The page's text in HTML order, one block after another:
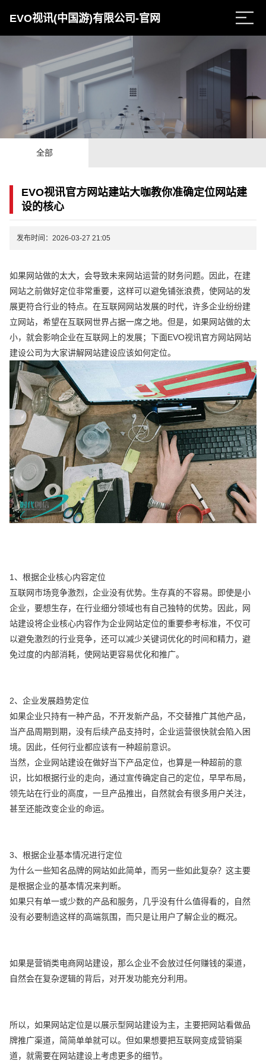
EVO视讯(中国游)有限公司-官网
全部
EVO视讯官方网站建站大咖教你准确定位网站建
设的核心
发布时间：2026-03-27 21:05
如果网站做的太大，会导致未来网站运营的财务问题。因此，在建
网站之前做好定位非常重要，这样可以避免铺张浪费，使网站的发
展更符合行业的特点。在互联网网站发展的时代，许多企业纷纷建
立网站，希望在互联网世界占据一席之地。但是，如果网站做的太
小，就会影响企业在互联网上的发展；下面EVO视讯官方网站网站
建设公司为大家讲解网站建设应该如何定位。
1、根据企业核心内容定位
互联网市场竞争激烈，企业没有优势。生存真的不容易。即使是小
企业，要想生存，在行业细分领域也有自己独特的优势。因此，网
站建设将企业核心内容作为企业网站定位的重要参考标准，不仅可
以避免激烈的行业竞争，还可以减少关键词优化的时间和精力，避
免过度的内部消耗，使网站更容易优化和推广。
2、企业发展趋势定位
如果企业只持有一种产品，不开发新产品，不交替推广其他产品，
当产品周期到期，没有后续产品支持时，企业运营很快就会陷入困
境。因此，任何行业都应该有一种超前意识。
当然，企业网站建设在做好当下产品定位，也算是一种超前的意
识，比如根据行业的走向，通过宣传确定自己的定位，早早布局，
领先站在行业的高度，一旦产品推出，自然就会有很多用户关注，
甚至还能改变企业的命运。
3、根据企业基本情况进行定位
为什么一些知名品牌的网站如此简单，而另一些如此复杂？这主要
是根据企业的基本情况来判断。
如果只有单一或少数的产品和服务，几乎没有什么值得看的，自然
没有必要制造这样的高端氛围，而只是让用户了解企业的概况。
如果是营销类电商网站建设，那么企业不会放过任何赚钱的渠道，
自然会在复杂逻辑的背后，对开发功能充分利用。
所以，如果网站定位是以展示型网站建设为主，主要把网站看做品
牌推广渠道，简简单单就可以。但如果想要把互联网变成营销渠
道，就需要在网站建设上考虑更多的细节。